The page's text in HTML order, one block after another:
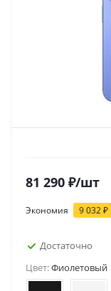
81 290 ₽/шт
Экономия 9 032₽
Достаточно
Цвет:Фиолетовый